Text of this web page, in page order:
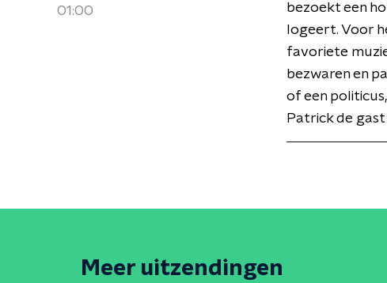
01:00
bezoekt een
logeert. Voor
favoriete
bezwaren en
of een
Patrick de
Meer uitzendingen